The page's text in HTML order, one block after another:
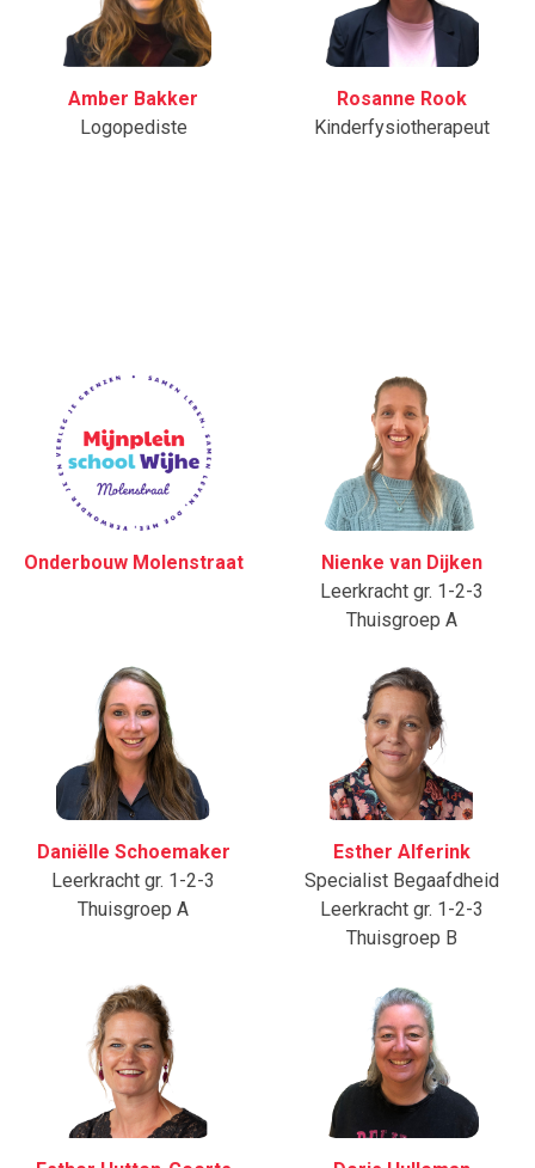
Amber Bakker
Logopediste
Rosanne Rook
Kinderfysiotherapeut
Onderbouw Molenstraat
Nienke van Dijken
Leerkracht gr. 1-2-3
Thuisgroep A
Daniëlle Schoemaker
Leerkracht gr. 1-2-3
Thuisgroep A
Esther Alferink
Specialist Begaafdheid
Leerkracht gr. 1-2-3
Thuisgroep B